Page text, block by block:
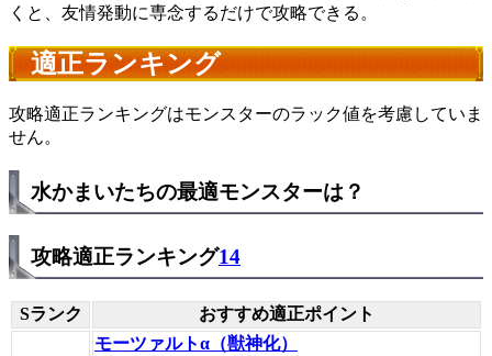
くと、友情発動に専念するだけで攻略できる。
適正ランキング
攻略適正ランキングはモンスターのラック値を考慮していま
せん。
水かまいたちの最適モンスターは？
攻略適正ランキング14
Sランク おすすめ適正ポイント
モーツァルトα（獣神化）